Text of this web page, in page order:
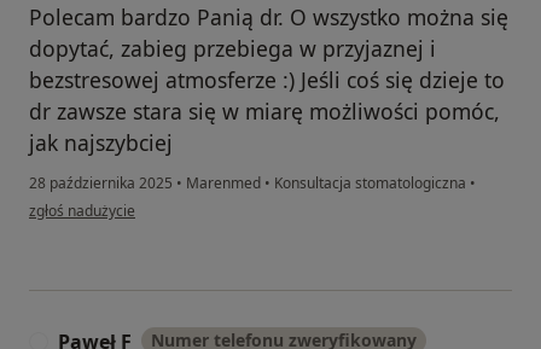
Polecam bardzo Panią dr. O wszystko można się
dopytać, zabieg przebiega w przyjaznej i
bezstresowej atmosferze :) Jeśli coś się dzieje to
dr zawsze stara się w miarę możliwości pomóc,
jak najszybciej
28 października 2025 • Marenmed • Konsultacja stomatologiczna •
w opinii użytkownika J
zgłoś nadużycie
Paweł F Numer telefonu zweryfikowany